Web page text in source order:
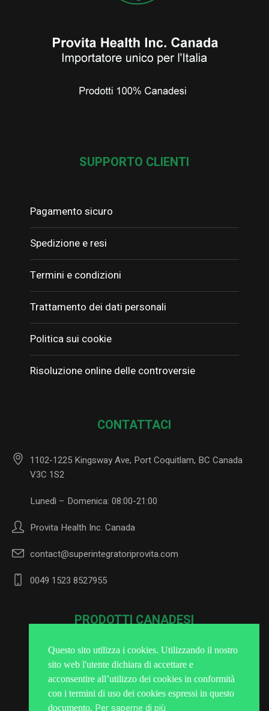
SUPPORTO CLIENTI
Pagamento sicuro
Spedizione e resi
Termini e condizioni
Trattamento dei dati personali
Politica sui cookie
Risoluzione online delle controversie
CONTATTACI
1102-1225 Kingsway Ave, Port Coquitlam, BC Canada
V3C 1S2
Lunedì – Domenica: 08:00-21:00
Provita Health Inc. Canada
contact@superintegratoriprovita.com
0049 1523 8527955
PRODOTTI CANADESI
Iscriviti alla Newsletter
Questo sito utilizza i cookies. Utilizzando il nostro
sito web l'utente dichiara di accettare e
acconsentire all’utilizzo dei cookies in conformità
con i termini di uso dei cookies espressi in questo
documento. Per saperne di più